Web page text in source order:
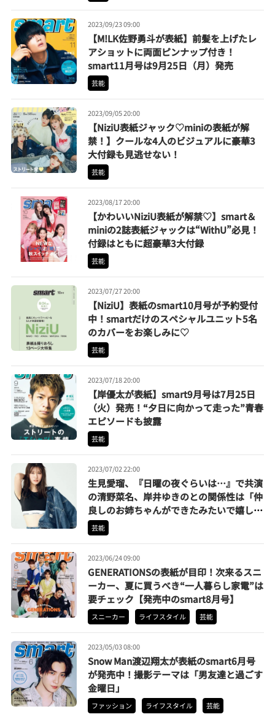
2023/09/23 09:00
【M!LK佐野勇斗が表紙】前髪を上げたレ
アショットに両面ピンナップ付き！
smart11月号は9月25日（月）発売
芸能
2023/09/05 20:00
【NiziU表紙ジャック♡miniの表紙が解
禁！】クールな4人のビジュアルに豪華3
大付録も見逃せない！
芸能
2023/08/17 20:00
【かわいいNiziU表紙が解禁♡】smart＆
miniの2誌表紙ジャックは“WithU”必見！
付録はともに超豪華3大付録
芸能
2023/07/27 20:00
【NiziU】表紙のsmart10月号が予約受付
中！smartだけのスペシャルユニット5名
のカバーをお楽しみに♡
芸能
2023/07/18 20:00
【岸優太が表紙】smart9月号は7月25日
（火）発売！“夕日に向かって走った”青春
エピソードも披露
芸能
2023/07/02 22:00
生見愛瑠、『日曜の夜ぐらいは…』で共演
の清野菜名、岸井ゆきのとの関係性は「仲
良しのお姉ちゃんができたみたいで嬉し
い」
芸能
2023/06/24 09:00
GENERATIONSの表紙が目印！次来るスニ
ーカー、夏に買うべき“一人暮らし家電”は
要チェック【発売中のsmart8月号】
スニーカー ライフスタイル 芸能
2023/05/03 08:00
Snow Man渡辺翔太が表紙のsmart6月号
が発売中！撮影テーマは「男友達と過ごす
金曜日」
ファッション ライフスタイル 芸能